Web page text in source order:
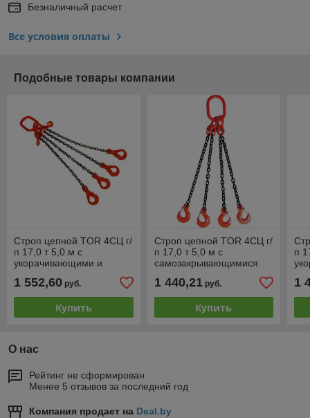
Безналичный расчет
Все условия оплаты
Подобные товары компании
Строп цепной TOR 4СЦ г/
п 17,0 т 5,0 м с
укорачивающими и
крюками
1 552,60 руб.
Купить
Строп цепной TOR 4СЦ г/
п 17,0 т 5,0 м с
самозакрывающимися
1 440,21руб.
Купить
п
1
О нас
Рейтинг не сформирован
Менее 5 отзывов за последний год
Компания продает на Deal.by